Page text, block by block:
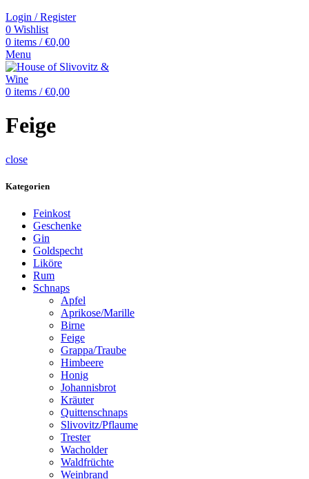
Login / Register
0 Wishlist
0 items / €0,00
Menu
0 items / €0,00
Feige
close
Kategorien
Feinkost
Geschenke
Gin
Goldspecht
Liköre
Rum
Schnaps
Apfel
Aprikose/Marille
Birne
Feige
Grappa/Traube
Himbeere
Honig
Johannisbrot
Kräuter
Quittenschnaps
Slivovitz/Pflaume
Trester
Wacholder
Waldfrüchte
Weinbrand